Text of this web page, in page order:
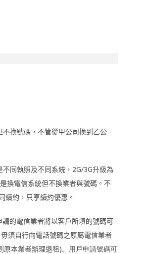
換號碼，不管從甲公司換到乙公
同執照及不同系統，2G/3G升級為
換電信系統但不換業者與號碼。不
續約，只享續約優惠。
請的電信業者將以客戶所填的號碼可
須自行向電話號碼之原屬電信業者
原本業者辦理退租)。用戶申請號碼可